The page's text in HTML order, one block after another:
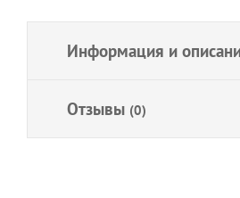
Информация и
Отзывы (0)